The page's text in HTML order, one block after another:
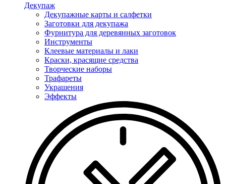
Декупаж
Декупажные карты и салфетки
Заготовки для декупажа
Фурнитура для деревянных заготовок
Инструменты
Клеевые материалы и лаки
Краски, красящие средства
Творческие наборы
Трафареты
Украшения
Эффекты